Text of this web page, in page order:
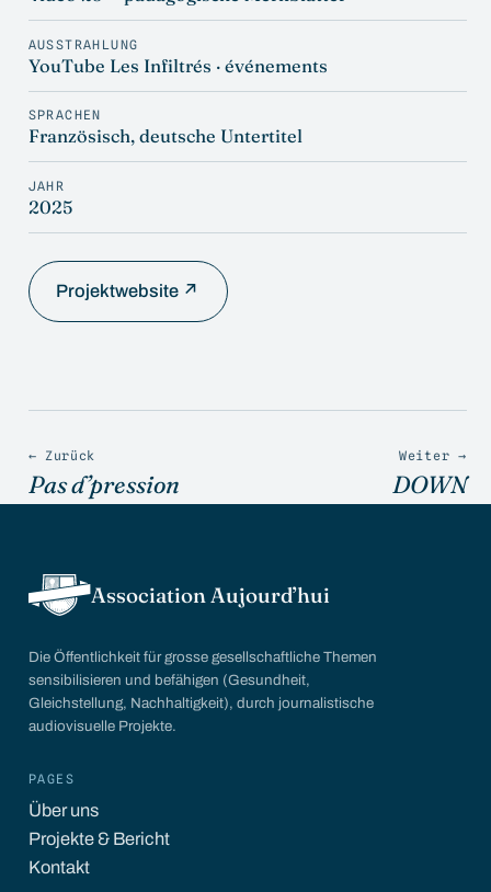
AUSSTRAHLUNG
YouTube Les Infiltrés · événements
SPRACHEN
Französisch, deutsche Untertitel
JAHR
2025
Projektwebsite ↗
← Zurück
Pas d’pression
Weiter →
DOWN
Association Aujourd’hui
Die Öffentlichkeit für grosse gesellschaftliche Themen
sensibilisieren und befähigen (Gesundheit,
Gleichstellung, Nachhaltigkeit), durch journalistische
audiovisuelle Projekte.
PAGES
Über uns
Projekte & Bericht
Kontakt